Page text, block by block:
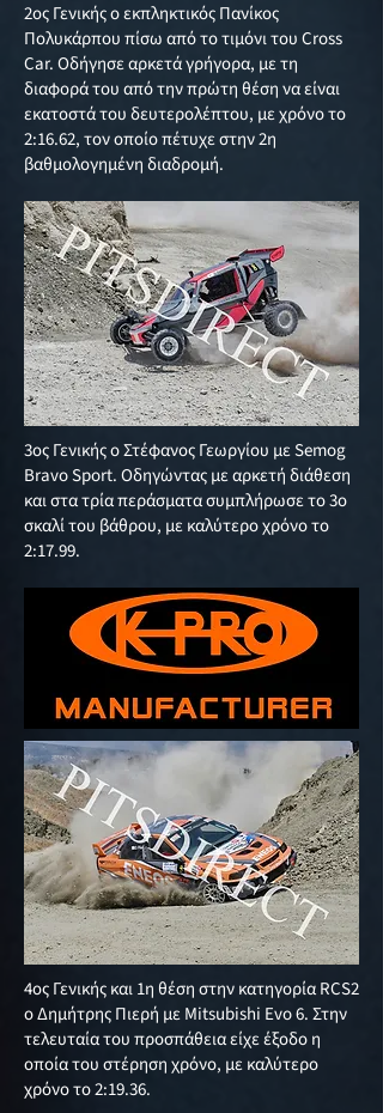
2ος Γενικής ο εκπληκτικός Πανίκος
Πολυκάρπου πίσω από το τιμόνι του Cross
Car. Οδήγησε αρκετά γρήγορα, με τη
διαφορά του από την πρώτη θέση να είναι
εκατοστά του δευτερολέπτου, με χρόνο το
2:16.62, τον οποίο πέτυχε στην 2η
βαθμολογημένη διαδρομή.
3ος Γενικής ο Στέφανος Γεωργίου με Semog
Bravo Sport. Οδηγώντας με αρκετή διάθεση
και στα τρία περάσματα συμπλήρωσε το 3ο
σκαλί του βάθρου, με καλύτερο χρόνο το
2:17.99.
4ος Γενικής και 1η θέση στην κατηγορία RCS2
ο Δημήτρης Πιερή με Mitsubishi Evo 6. Στην
τελευταία του προσπάθεια είχε έξοδο η
οποία του στέρηση χρόνο, με καλύτερο
χρόνο το 2:19.36.